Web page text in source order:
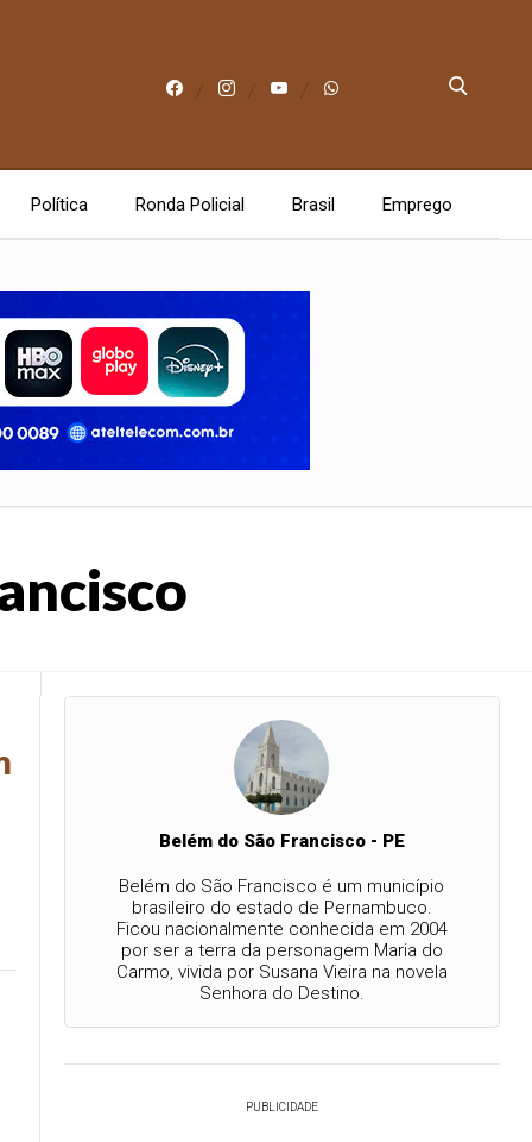
Política Ronda Policial Brasil Emprego
Belém do São Francisco - PE
Belém do São Francisco é um município
brasileiro do estado de Pernambuco.
Ficou nacionalmente conhecida em 2004
por ser a terra da personagem Maria do
Carmo, vivida por Susana Vieira na novela
Senhora do Destino.
PUBLICIDADE